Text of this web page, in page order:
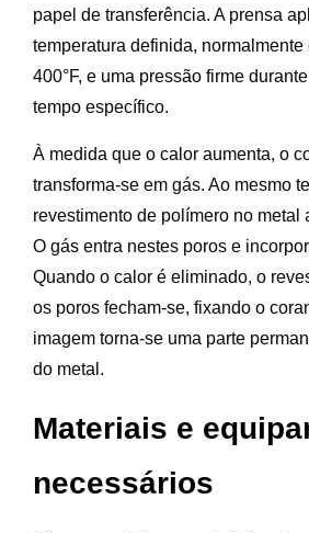
papel de transferência. A prensa
temperatura definida, normalmente
400°F, e uma pressão firme
tempo específico.
À medida que o calor aumenta, o
transforma-se em gás. Ao mesmo
revestimento de polímero no metal
O gás entra nestes poros e
Quando o calor é eliminado, o
os poros fecham-se, fixando o
imagem torna-se uma parte
do metal.
Materiais e
necessários